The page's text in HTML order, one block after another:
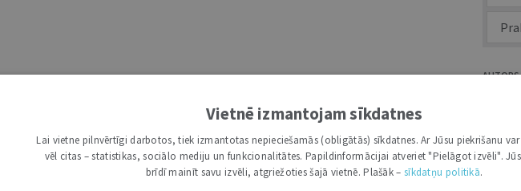
AUTORS
GADS
Vietnē izmantojam sīkdatnes
Lai vietne pilnvērtīgi darbotos, tiek izmantotas nepieciešamās (obligātās) sīkdatnes. Ar Jūsu piekrišanu
vēl citas – statistikas, sociālo mediju un funkcionalitātes. Papildinformācijai atveriet "Pielāgot izvēli".
brīdī mainīt savu izvēli, atgriežoties šajā vietnē. Plašāk – sīkdatņu politikā.